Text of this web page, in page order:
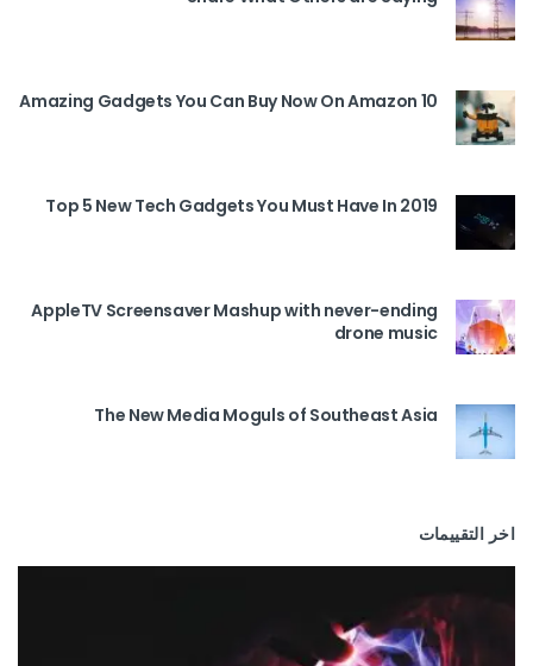
10 Amazing Gadgets You Can Buy Now On Amazon
Top 5 New Tech Gadgets You Must Have In 2019
AppleTV Screensaver Mashup with never-ending
drone music
The New Media Moguls of Southeast Asia
اخر التقييمات